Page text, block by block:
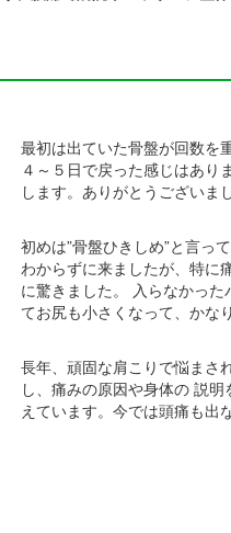
最初は出ていた骨盤が回数を
４～５日で戻った感じはあり
します。ありがとうございまし
初めは”骨盤ひきしめ”と言っ
わからずに来ましたが、特に
に驚きました。 入らなかっ
てお尻も小さくなって、かな
長年、頑固な肩こりで悩まさ
し、痛みの原因や身体の 説
えています。今では頭痛も出